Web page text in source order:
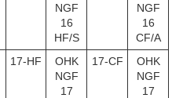
NGF
16
HF/S
NGF
16
CF/A
17-HF
OHK
NGF
17
17-CF
OHK
NGF
17